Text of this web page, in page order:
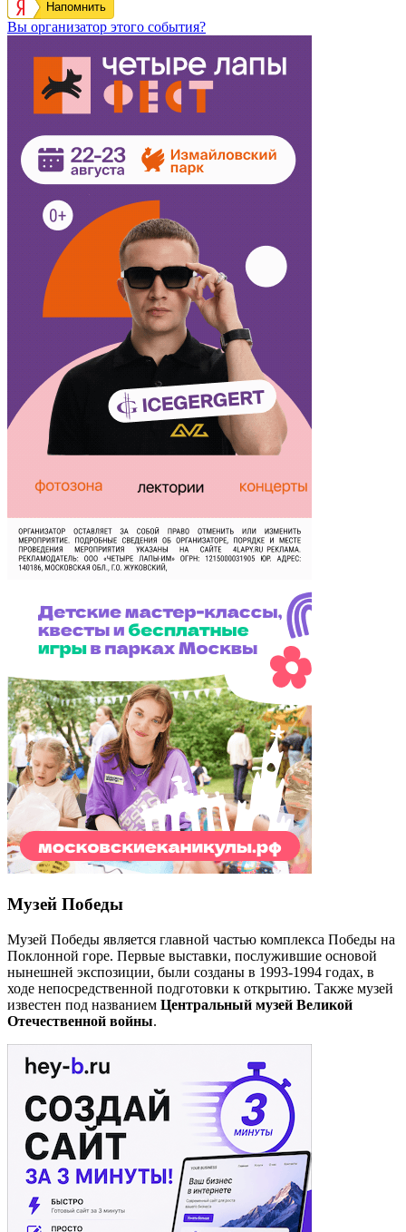
Напомнить
Вы организатор этого события?
Музей Победы
Музей Победы является главной частью комплекса Победы на
Поклонной горе. Первые выставки, послужившие основой
нынешней экспозиции, были созданы в 1993-1994 годах, в
ходе непосредственной подготовки к открытию. Также музей
известен под названием Центральный музей Великой
Отечественной войны.